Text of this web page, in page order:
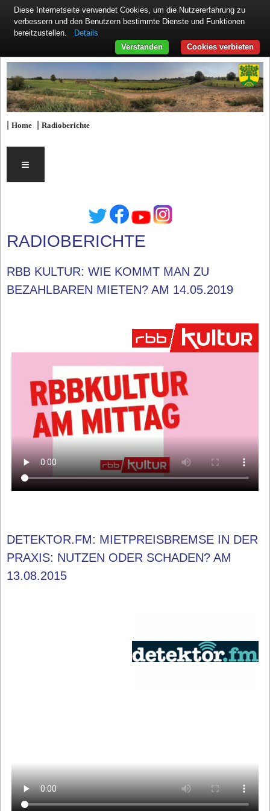
|Home |Radioberichte
≡
RADIOBERICHTE
RBB KULTUR: WIE KOMMT MAN ZU
BEZAHLBAREN MIETEN? AM 14.05.2019
DETEKTOR.FM: MIETPREISBREMSE IN DER
PRAXIS: NUTZEN ODER SCHADEN? AM
13.08.2015
Diese Internetseite verwendet Cookies, um die Nutzererfahrung zu
verbessern und den Benutzern bestimmte Dienste und Funktionen
bereitzustellen.
Details
Cookies verbieten
Verstanden